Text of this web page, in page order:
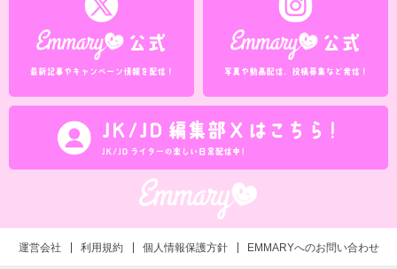
運営会社 利用規約 個人情報保護方針 EMMARYへのお問い合わせ